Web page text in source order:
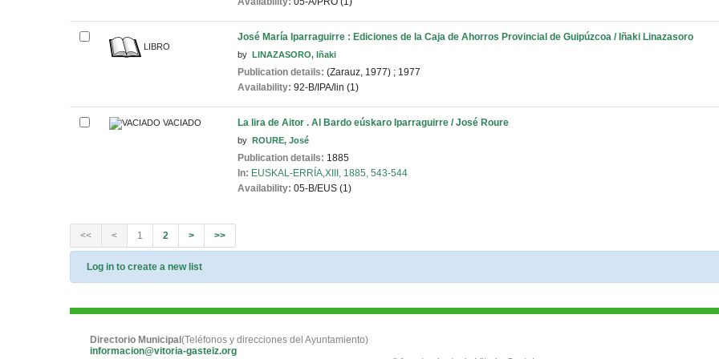
LIBRO
José María Iparraguirre : Ediciones de la Caja de Ahorros Provincial de Guipúzcoa / Iñaki Linazasoro
by LINAZASORO, Iñaki
Publication details: (Zarauz, 1977) ; 1977
Availability: 92-B/IPA/lin (1)
VACIADO La lira de Aitor . Al Bardo eúskaro Iparraguirre / José Roure
by ROURE, José
Publication details: 1885
In: EUSKAL-ERRÍA,XIII, 1885, 543-544
Availability: 05-B/EUS (1)
<< < 1 2 > >>
Log in to create a new list
Directorio Municipal (Teléfonos y direcciones del Ayuntamiento)
informacion@vitoria-gasteiz.org